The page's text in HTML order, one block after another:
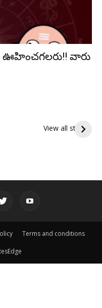
ఊహించగలరు!! వారు
View all stories
ఇంద్రకీలాద్రి గిరి ప్రదక్షిణ
Terms and conditions